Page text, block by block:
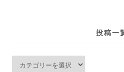
投稿一